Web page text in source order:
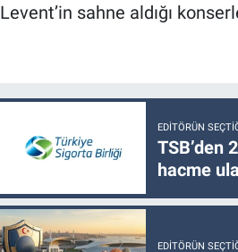
Levent’in sahne aldığı
EDITÖRÜN
TSB’den
hacme
EDITÖRÜN